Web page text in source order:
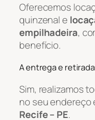
Oferecemos
quinzenal e
empilhadeira,
benefício.
A entrega e
Sim, realizamos
no seu endereço
Recife – PE.